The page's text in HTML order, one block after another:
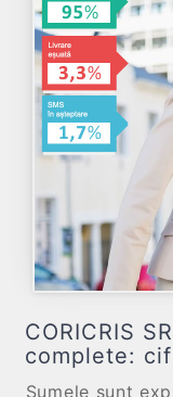
CORICRIS
complete:
Sumele sunt